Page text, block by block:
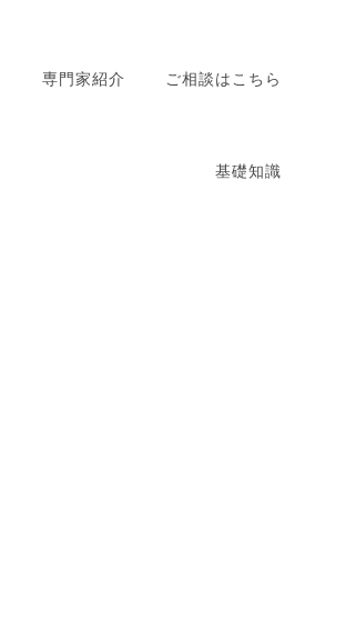
専門家紹介 ご相談はこちら
基礎知識